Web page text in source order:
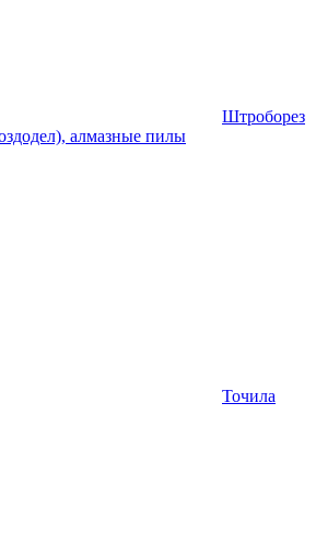
Штроборез
алмазные пилы
Точила